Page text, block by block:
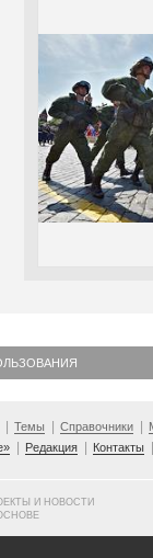
Темы Справочники
Редакция Контакты
И НОВОСТИ